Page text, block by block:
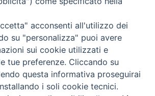
& Vita - C.F96600690588- Tutti i
-Privacy- Credits
acconsenti all'utilizzo dei
su "personalizza" puoi avere
sui cookie utilizzati e
tue preferenze. Cliccando su
questa informativa proseguirai
i soli cookie tecnici.